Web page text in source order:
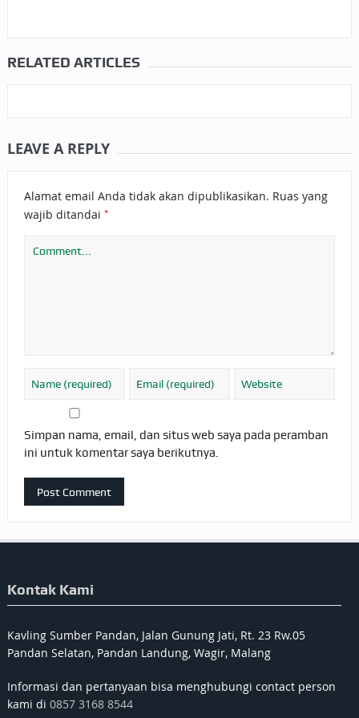
RELATED ARTICLES
LEAVE A REPLY
Alamat email Anda tidak akan dipublikasikan. Ruas yang
wajib ditandai *
Simpan nama, email, dan situs web saya pada peramban
ini untuk komentar saya berikutnya.
Kontak Kami
Kavling Sumber Pandan, Jalan Gunung Jati, Rt. 23 Rw.05
Pandan Selatan, Pandan Landung, Wagir, Malang
Informasi dan pertanyaan bisa menghubungi contact person
kami di 0857 3168 8544